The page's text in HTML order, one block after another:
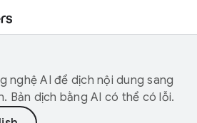
nghệ AI để dịch nội dung sang
Bản dịch bằng AI có thể có lỗi.